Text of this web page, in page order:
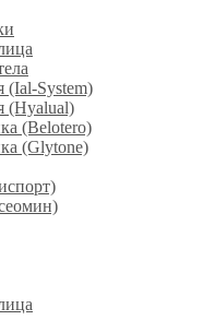
(Ial-System)
(Hyalual)
(Belotero)
(Glytone)